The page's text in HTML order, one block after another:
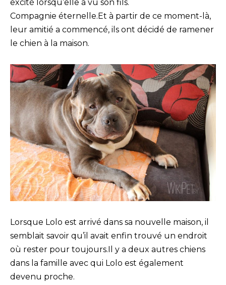
excité lorsqu’elle a vu son fils.
Compagnie éternelle.Et à partir de ce moment-là,
leur amitié a commencé, ils ont décidé de ramener
le chien à la maison.
Lorsque Lolo est arrivé dans sa nouvelle maison, il
semblait savoir qu’il avait enfin trouvé un endroit
où rester pour toujours.Il y a deux autres chiens
dans la famille avec qui Lolo est également
devenu proche.